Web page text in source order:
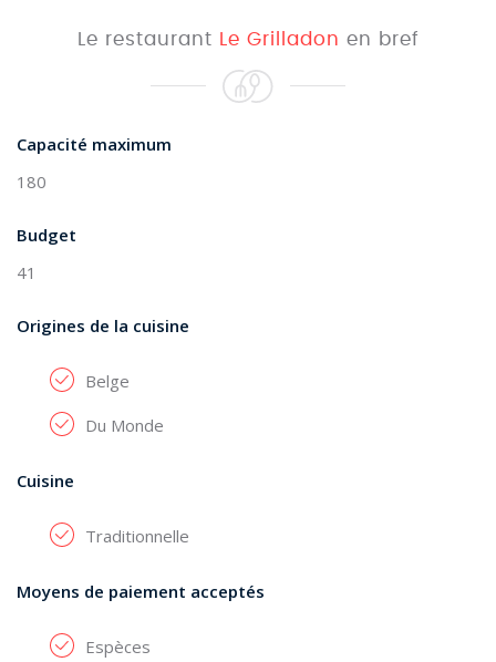
Le restaurant Le Grilladon en bref
Capacité maximum
180
Budget
41
Origines de la cuisine
Belge
Du Monde
Cuisine
Traditionnelle
Moyens de paiement acceptés
Espèces